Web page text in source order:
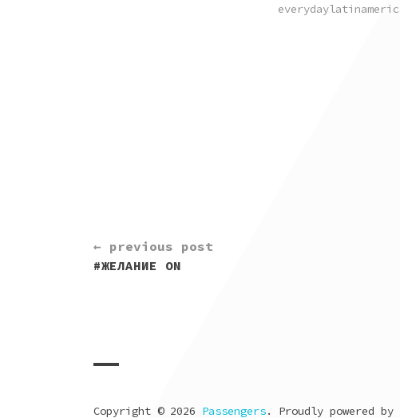
IN
CONTINUE
READING
← previous post
#ЖЕЛАНИЕ ON
Copyright © 2026 Passengers. Proudly powered by